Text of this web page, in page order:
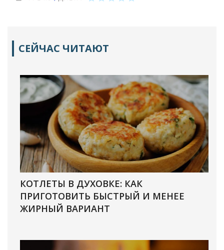
СЕЙЧАС ЧИТАЮТ
КОТЛЕТЫ В ДУХОВКЕ: КАК
ПРИГОТОВИТЬ БЫСТРЫЙ И МЕНЕЕ
ЖИРНЫЙ ВАРИАНТ